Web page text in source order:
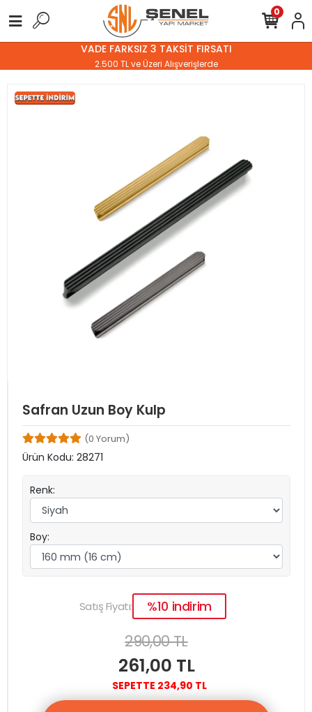
VADE FARKSIZ 3 TAKSİT FIRSATI
2.500 TL ve Üzeri Alışverişlerde
0
Safran Uzun Boy Kulp
(0 Yorum)
Ürün Kodu: 28271
Renk:
Boy:
Satış Fiyatı: %10 indirim
290,00 TL
261,00 TL
SEPETTE 234,90 TL